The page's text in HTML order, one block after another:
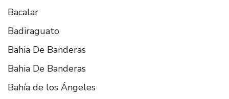
Bacalar
Badiraguato
Bahia De Banderas
Bahia De Banderas
Bahía de los Ángeles